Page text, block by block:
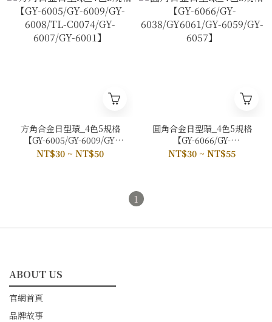
方角合金日型環_4色5規格
【GY-6005/GY-6009/GY-
6008/TL-C0074/GY-
NT$30 ~ NT$50
圓角合金日型環_4色5規格
【GY-6066/GY-
6038/GY6061/GY-6059/GY-
NT$30 ~ NT$55
1
ABOUT US
━━━━━━━━━━━
官網首頁
品牌故事